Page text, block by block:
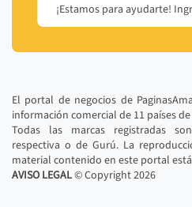
¡Estamos para ayudarte!
El portal de negocios de
información comercial de 11 países
Todas las marcas registradas
respectiva o de Gurú. La
material contenido en este portal
AVISO LEGAL© Copyright2026